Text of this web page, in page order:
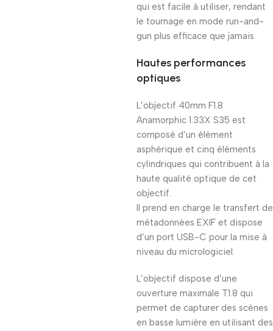
qui est facile à utiliser, rendant
le tournage en mode run-and-
gun plus efficace que jamais.
Hautes performances
optiques
L’objectif 40mm F1.8
Anamorphic 1.33X S35 est
composé d’un élément
asphérique et cinq éléments
cylindriques qui contribuent à la
haute qualité optique de cet
objectif.
Il prend en charge le transfert de
métadonnées EXIF ​​et dispose
d’un port USB-C pour la mise à
niveau du micrologiciel.
L’objectif dispose d’une
ouverture maximale T1.8 qui
permet de capturer des scènes
en basse lumière en utilisant des